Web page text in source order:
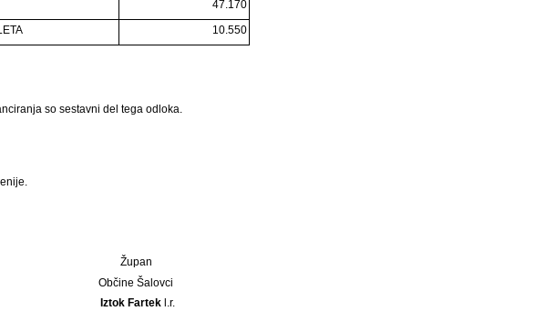
47.170
10.550
so sestavni del tega odloka.
Župan
Občine Šalovci
Iztok Fartekl.r.